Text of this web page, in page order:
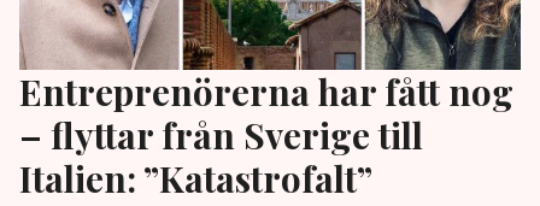
Entreprenörerna har fått nog
– flyttar från Sverige till
Italien: ”Katastrofalt”